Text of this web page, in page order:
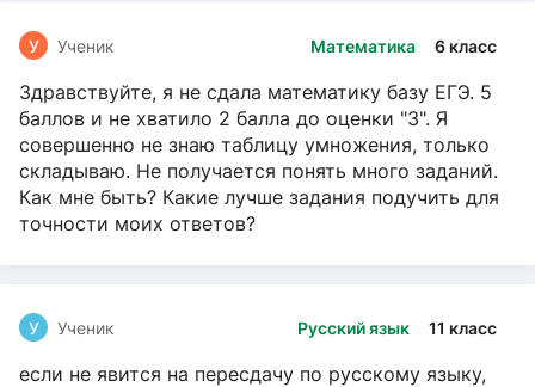
Математика 6 класс
У Ученик
Здравствуйте, я не сдала математику базу ЕГЭ. 5
баллов и не хватило 2 балла до оценки "3". Я
совершенно не знаю таблицу умножения, только
складываю. Не получается понять много заданий.
Как мне быть? Какие лучше задания подучить для
точности моих ответов?
Русский язык 11 класс
У Ученик
если не явится на пересдачу по русскому языку,